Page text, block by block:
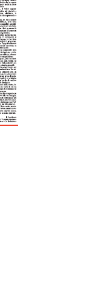
Telegram